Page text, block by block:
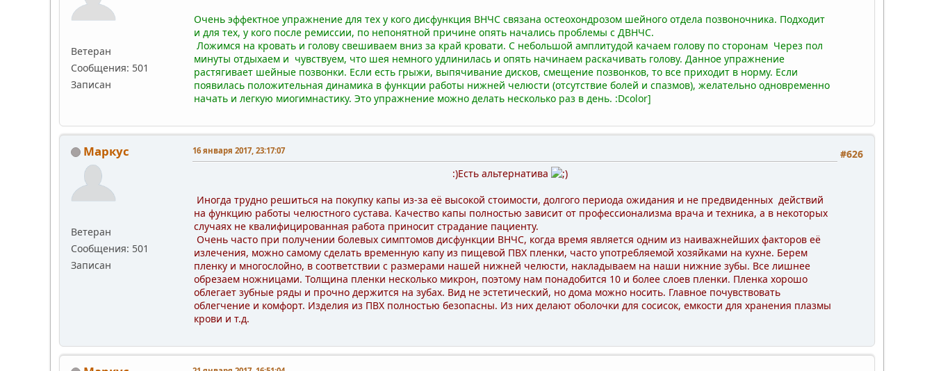
Ветеран
Сообщения: 501
Записан
Очень эффектное упражнение для тех у кого дисфункция ВНЧС связана остеохондрозом шейного отдела позвоночника. Подходит
и для тех, у кого после ремиссии, по непонятной причине опять начались проблемы с ДВНЧС.
Ложимся на кровать и голову свешиваем вниз за край кровати. С небольшой амплитудой качаем голову по сторонам Через пол
минуты отдыхаем и чувствуем, что шея немного удлинилась и опять начинаем раскачивать голову. Данное упражнение
растягивает шейные позвонки. Если есть грыжи, выпячивание дисков, смещение позвонков, то все приходит в норму. Если
появилась положительная динамика в функции работы нижней челюсти (отсутствие болей и спазмов), желательно одновременно
начать и легкую миогимнастику. Это упражнение можно делать несколько раз в день. :Dсolor]
Маркус
Ветеран
Сообщения: 501
Записан
#626
16 января 2017, 23:17:07
:)Есть альтернатива
Иногда трудно решиться на покупку капы из-за её высокой стоимости, долгого периода ожидания и не предвиденных действий
на функцию работы челюстного сустава. Качество капы полностью зависит от профессионализма врача и техника, а в некоторых
случаях не квалифицированная работа приносит страдание пациенту.
Очень часто при получении болевых симптомов дисфункции ВНЧС, когда время является одним из наиважнейших факторов её
излечения, можно самому сделать временную капу из пищевой ПВХ пленки, часто употребляемой хозяйками на кухне. Берем
пленку и многослойно, в соответствии с размерами нашей нижней челюсти, накладываем на наши нижние зубы. Все лишнее
обрезаем ножницами. Толщина пленки несколько микрон, поэтому нам понадобится 10 и более слоев пленки. Пленка хорошо
облегает зубные ряды и прочно держится на зубах. Вид не эстетический, но дома можно носить. Главное почувствовать
облегчение и комфорт. Изделия из ПВХ полностью безопасны. Из них делают оболочки для сосисок, емкости для хранения плазмы
крови и т.д.